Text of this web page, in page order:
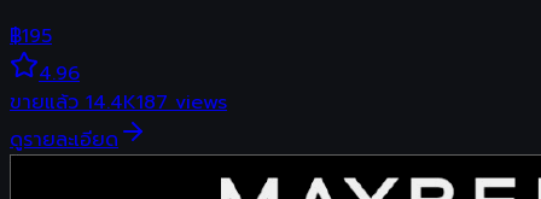
฿195
4.96
ขายแล้ว14.4K187views
ดูรายละเอียด